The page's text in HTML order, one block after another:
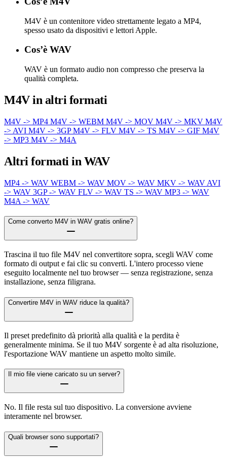
M4V è un contenitore video strettamente legato a MP4,
spesso usato da dispositivi e lettori Apple.
Cos’è WAV
WAV è un formato audio non compresso che preserva la
qualità completa.
M4V in altri formati
M4V -> MP4 M4V -> WEBM M4V -> MOV M4V -> MKV M4V
-> AVI M4V -> 3GPM4V -> FLV M4V -> TS M4V -> GIF M4V
-> MP3 M4V -> M4A
Altri formati in WAV
MP4 -> WAV WEBM -> WAV MOV -> WAV MKV -> WAV AVI
-> WAV 3GP -> WAV FLV -> WAV TS -> WAV MP3 -> WAV
M4A -> WAV
Come converto M4V in WAV gratis online?
Trascina il tuo file M4V nel convertitore sopra, scegli WAV come
formato di output e fai clic su converti. L'intero processo viene
eseguito localmente nel tuo browser — senza registrazione, senza
installazione, senza filigrana.
Convertire M4V in WAV riduce la qualità?
Il preset predefinito dà priorità alla qualità e la perdita è
generalmente minima. Se il tuo M4V sorgente è ad alta risoluzione,
l'esportazione WAV mantiene un aspetto molto simile.
Il mio file viene caricato su un server?
No. Il file resta sul tuo dispositivo. La conversione avviene
interamente nel browser.
Quali browser sono supportati?